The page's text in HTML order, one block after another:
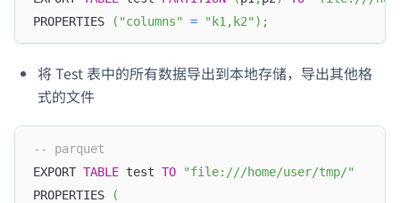
PROPERTIES
( "columns" = "k1,k2" ) ;
将 Test 表中的所有数据导出到本地存储，导出其他格
式的文件
-- parquet
EXPORT TABLE test TO
"file:///home/user/tmp/"
PROPERTIES
(